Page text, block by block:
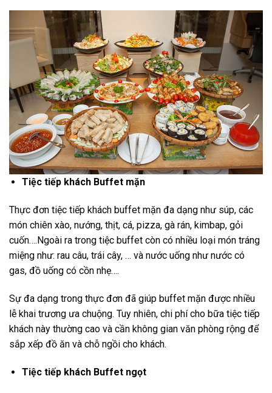
Tiệc tiếp khách Buffet mặn
Thực đơn tiệc tiếp khách buffet mặn đa dạng như súp, các
món chiên xào, nướng, thịt, cá, pizza, gà rán, kimbap, gỏi
cuốn….Ngoài ra trong tiệc buffet còn có nhiều loại món tráng
miệng như: rau câu, trái cây, … và nước uống như nước có
gas, đồ uống có cồn nhẹ….
Sự đa dạng trong thực đơn đã giúp buffet mặn được nhiều
lễ khai trương ưa chuộng. Tuy nhiên, chi phí cho bữa tiệc tiếp
khách này thường cao và cần không gian văn phòng rộng để
sắp xếp đồ ăn và chỗ ngồi cho khách.
Tiệc tiếp khách Buffet ngọt